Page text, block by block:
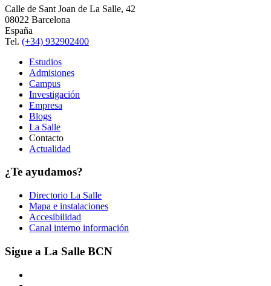
Calle de Sant Joan de La Salle, 42
08022 Barcelona
España
Tel. (+34) 932902400
Estudios
Admisiones
Campus
Investigación
Empresa
Blogs
La Salle
Contacto
Actualidad
¿Te ayudamos?
Directorio La Salle
Mapa e instalaciones
Accesibilidad
Canal interno información
Sigue a La Salle BCN